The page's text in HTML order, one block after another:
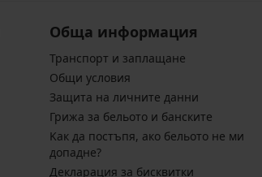
Обща информация
Транспорт и заплащане
Общи условия
Защита на личните данни
Грижа за бельото и банските
Kак да постъпя, ако бельото не ми
допадне?
Декларация за бисквитки